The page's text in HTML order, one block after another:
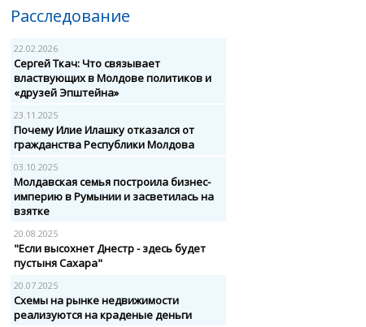
Расследование
22.02.2026
Сергей Ткач: Что связывает
властвующих в Молдове политиков и
«друзей Эпштейна»
23.11.2025
Почему Илие Илашку отказался от
гражданства Республики Молдова
03.10.2025
Молдавская семья построила бизнес-
империю в Румынии и засветилась на
взятке
20.08.2025
"Если высохнет Днестр - здесь будет
пустыня Сахара"
20.07.2025
Схемы на рынке недвижимости
реализуются на краденые деньги